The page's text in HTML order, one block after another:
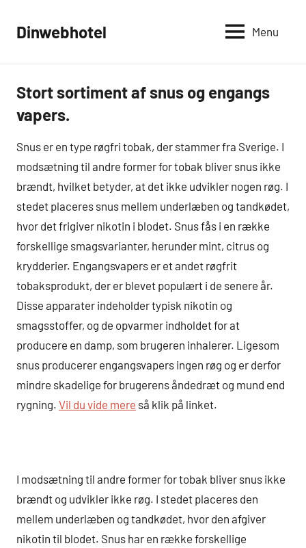
Dinwebhotel Menu
Ikke-
Stort sortiment af snus og engangs
vapers.
Snus er en type røgfri tobak, der stammer fra Sverige. I
modsætning til andre former for tobak bliver snus ikke
brændt, hvilket betyder, at det ikke udvikler nogen røg. I
stedet placeres snus mellem underlæben og tandkødet,
hvor det frigiver nikotin i blodet. Snus fås i en række
forskellige smagsvarianter, herunder mint, citrus og
krydderier. Engangsvapers er et andet røgfrit
tobaksprodukt, der er blevet populært i de senere år.
Disse apparater indeholder typisk nikotin og
smagsstoffer, og de opvarmer indholdet for at
producere en damp, som brugeren inhalerer. Ligesom
snus producerer engangsvapers ingen røg og er derfor
mindre skadelige for brugerens åndedræt og mund end
rygning. Vil du vide mere så klik på linket.
I modsætning til andre former for tobak bliver snus ikke
brændt og udvikler ikke røg. I stedet placeres den
mellem underlæben og tandkødet, hvor den afgiver
nikotin til blodet. Snus har en række forskellige